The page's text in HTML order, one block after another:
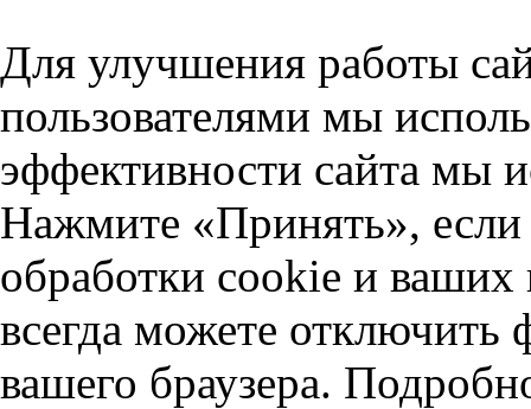
Для улучшения работы
пользователями мы
эффективности сайта мы
Нажмите «Принять», если
обработки cookie и
всегда можете отключить
вашего браузера.